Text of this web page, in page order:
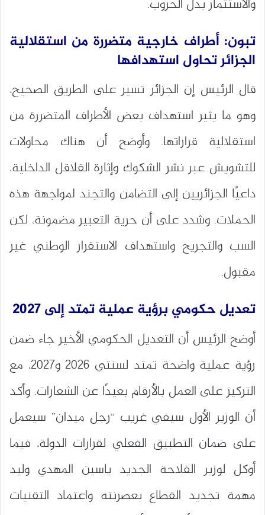
والاستثمار بدل الحروب.
تبون: أطراف خارجية متضررة من استقلالية
الجزائر تحاول استهدافها
قال الرئيس إن الجزائر تسير على الطريق الصحيح،
وهو ما يثير استهداف بعض الأطراف المتضررة من
استقلالية قراراتها. وأوضح أن هناك محاولات
للتشويش عبر نشر الشكوك وإثارة القلاقل الداخلية،
داعيًا الجزائريين إلى التضامن والتجند لمواجهة هذه
الحملات. وشدد على أن حرية التعبير مضمونة، لكن
السب والتجريح واستهداف الاستقرار الوطني غير
مقبول.
تعديل حكومي برؤية عملية تمتد إلى 2027
أوضح الرئيس أن التعديل الحكومي الأخير جاء ضمن
رؤية عملية واضحة تمتد لسنتي 2026 و2027، مع
التركيز على العمل بالأرقام بعيدًا عن الشعارات. وأكد
أن الوزير الأول سيفي غريب “رجل ميدان” سيعمل
على ضمان التطبيق الفعلي لقرارات الدولة، فيما
أوكل لوزير الفلاحة الجديد ياسين المهدي وليد
مهمة تجديد القطاع بعصرنته واعتماد التقنيات